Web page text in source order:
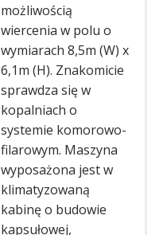
możliwością
wiercenia w polu o
wymiarach 8,5m (W) x
6,1m (H). Znakomicie
sprawdza się w
kopalniach o
systemie komorowo-
filarowym. Maszyna
wyposażona jest w
klimatyzowaną
kabinę o budowie
kapsułowej,